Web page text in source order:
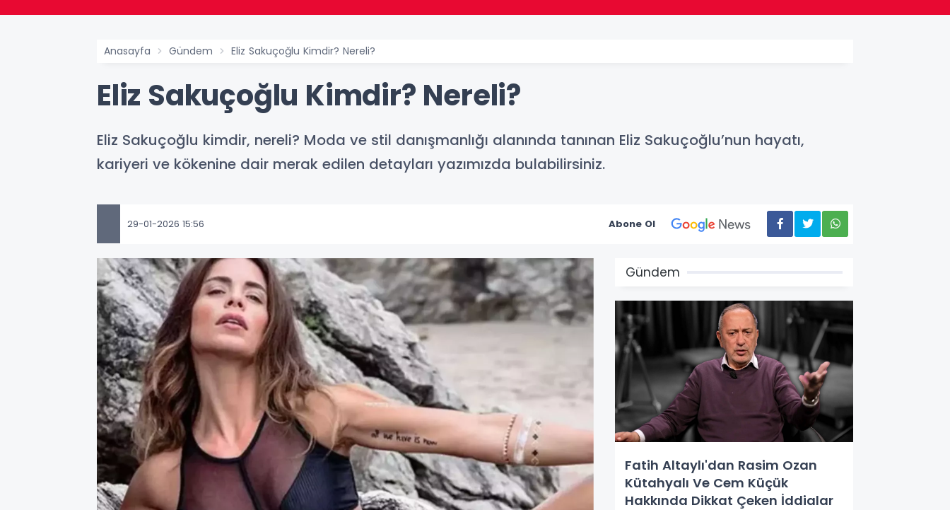
Anasayfa Gündem Eliz Sakuçoğlu Kimdir? Nereli?
Eliz Sakuçoğlu Kimdir? Nereli?
Eliz Sakuçoğlu kimdir, nereli? Moda ve stil danışmanlığı alanında tanınan Eliz Sakuçoğlu’nun hayatı,
kariyeri ve kökenine dair merak edilen detayları yazımızda bulabilirsiniz.
29-01-2026 15:56 Abone Ol
Gündem
Fatih Altaylı'dan Rasim Ozan
Kütahyalı Ve Cem Küçük
Hakkında Dikkat Çeken İddialar